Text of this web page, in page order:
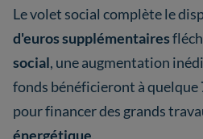
Le volet social complète le
d'euros supplémentaires
social, une augmentation
fonds bénéficieront à quelque
pour financer des grands
énergétique.